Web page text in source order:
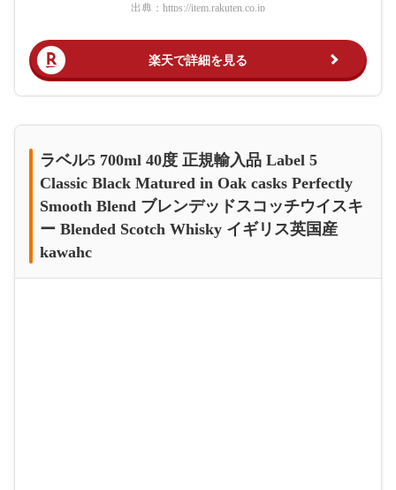
出典： https://item.rakuten.co.jp
楽天で詳細を見る
ラベル5 700ml 40度 正規輸入品 Label 5
Classic Black Matured in Oak casks Perfectly
Smooth Blend ブレンデッドスコッチウイスキ
ー Blended Scotch Whisky イギリス英国産
kawahc